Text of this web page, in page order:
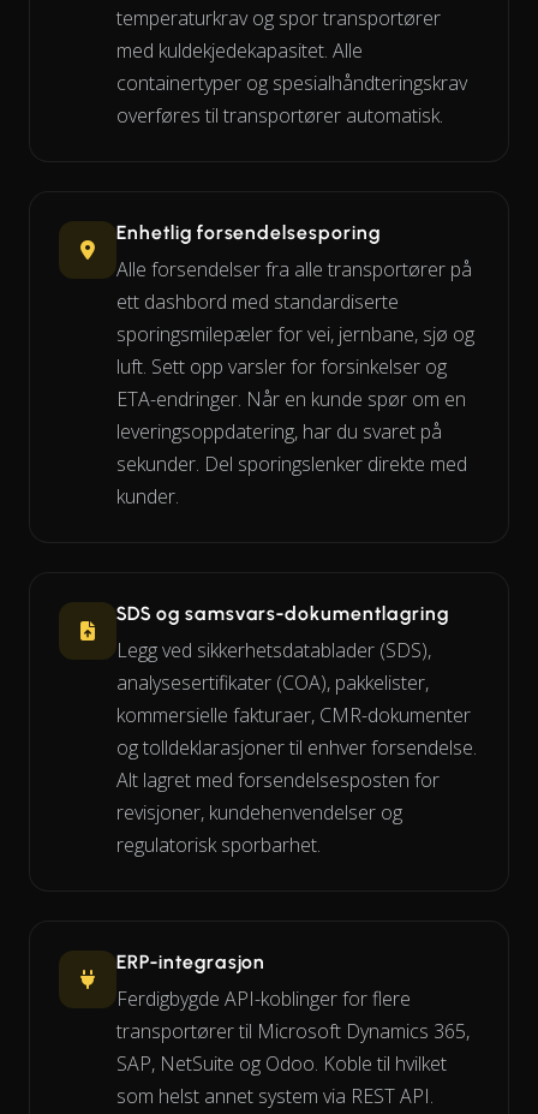
temperaturkrav og spor transportører
med kuldekjedekapasitet. Alle
containertyper og spesialhåndteringskrav
overføres til transportører automatisk.
Enhetlig forsendelsesporing
Alle forsendelser fra alle transportører på
ett dashbord med standardiserte
sporingsmilepæler for vei, jernbane, sjø og
luft. Sett opp varsler for forsinkelser og
ETA-endringer. Når en kunde spør om en
leveringsoppdatering, har du svaret på
sekunder. Del sporingslenker direkte med
kunder.
SDS og samsvars-dokumentlagring
Legg ved sikkerhetsdatablader (SDS),
analysesertifikater (COA), pakkelister,
kommersielle fakturaer, CMR-dokumenter
og tolldeklarasjoner til enhver forsendelse.
Alt lagret med forsendelsesposten for
revisjoner, kundehenvendelser og
regulatorisk sporbarhet.
ERP-integrasjon
Ferdigbygde API-koblinger for flere
transportører til Microsoft Dynamics 365,
SAP, NetSuite og Odoo. Koble til hvilket
som helst annet system via REST API.